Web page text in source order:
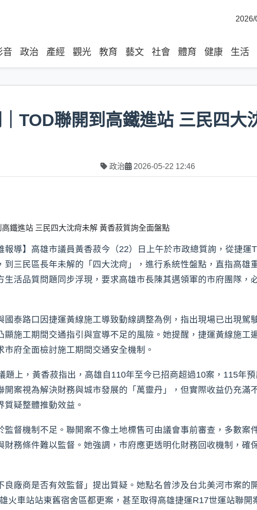
2026/
音 政治 產經 觀光 教育 藝文 社會 體育 健康 生活
TOD聯開到高鐵進站 三民四大
政治 2026-05-22 12:46
報導】高雄市議員黃香菽今（22）日上午於市政總質詢，從捷
到三民區長年未解的「四大沈疴」，進行系統性盤點，直指高雄
生活品質問題同步浮現，要求高雄市長陳其邁領軍的市府團隊，
國泰路口因捷運黃線施工導致動線調整為例，指出現場已出現駕
顯施工期間交通指引與宣導不足的風險。她提醒，捷運黃線施工
府全面檢討施工期間交通安全機制。
題上，黃香菽指出，高雄自110年至今已招商超過10案，115年
開案視為解決財務與城市發展的「萬靈丹」，但實際收益仍充滿
質疑整體推動效益。
監督機制不足。聯開案不像土地標售可由議會事前審查，多數案
財務條件難以監督。她強調，市府應更透明化財務回收機制，確
良廠商是否有效監督」提出質疑。她點名曾涉及台北美河市案的
火車站站東舊宿舍區都更案，甚至取得高雄捷運R17世運站聯